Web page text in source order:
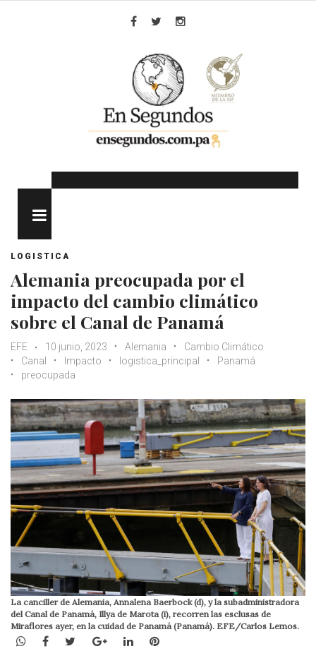
LOGISTICA
Alemania preocupada por el
impacto del cambio climático
sobre el Canal de Panamá
EFE 10 junio, 2023 Alemania
Cambio Climático
Canal
Impacto logistica_principal
Panamá
preocupada
La canciller de Alemania, Annalena Baerbock (d), y la subadministradora
del Canal de Panamá, Illya de Marota (i), recorren las esclusas de
Miraflores ayer, en la cuidad de Panamá (Panamá). EFE/Carlos Lemos.
WhatsApp
Facebook
TwitterGoogle+LinkedInPinterest